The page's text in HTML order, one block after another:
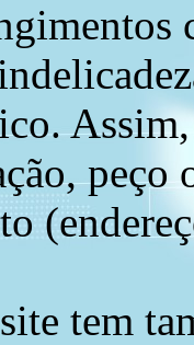
peço
tem